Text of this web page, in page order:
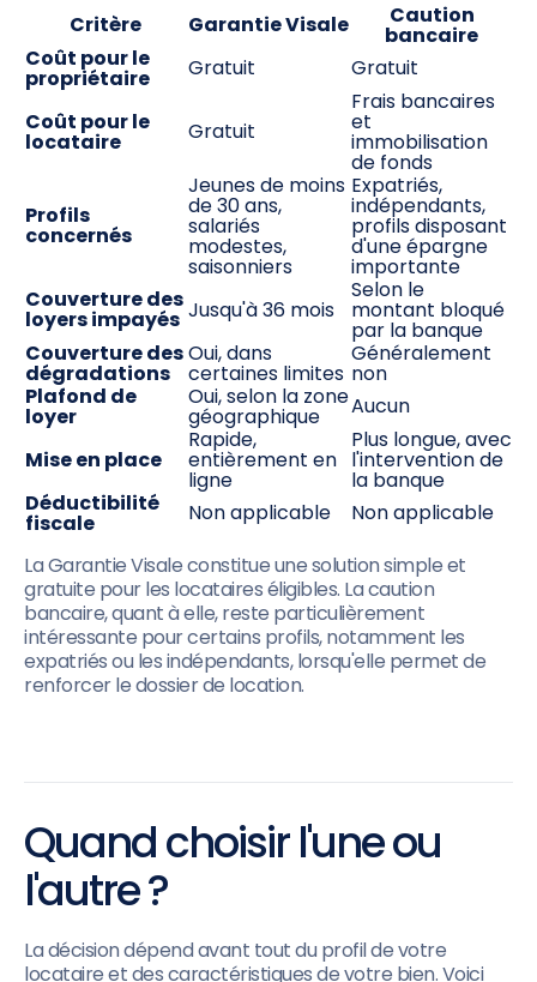
Critère Garantie Visale Caution
bancaire
Coût pour le
propriétaire Gratuit
Gratuit
Coût pour le
locataire Gratuit
Frais bancaires
et
immobilisation
de fonds
Profils
concernés
Jeunes de moins
de 30 ans,
salariés
modestes,
saisonniers
Expatriés,
indépendants,
profils disposant
d'une épargne
importante
Couverture des
loyers impayés Jusqu'à 36 mois
Selon le
montant bloqué
par la banque
Couverture des
dégradations
Oui, dans
certaines limites
Généralement
non
Plafond de
loyer
Oui, selon la zone
géographique
Aucun
Mise en place
Rapide,
entièrement en
ligne
Plus longue, avec
l'intervention de
la banque
Déductibilité
fiscale Non applicable
Non applicable
La Garantie Visale constitue une solution simple et
gratuite pour les locataires éligibles. La caution
bancaire, quant à elle, reste particulièrement
intéressante pour certains profils, notamment les
expatriés ou les indépendants, lorsqu'elle permet de
renforcer le dossier de location.
Quand choisir l'une ou
l'autre ?
La décision dépend avant tout du profil de votre
locataire et des caractéristiques de votre bien. Voici